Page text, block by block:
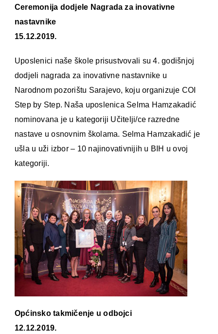
Ceremonija dodjele Nagrada za inovativne
nastavnike
15.12.2019.
Uposlenici naše škole prisustvovali su 4. godišnjoj
dodjeli nagrada za inovativne nastavnike u
Narodnom pozorištu Sarajevo, koju organizuje COI
Step by Step. Naša uposlenica Selma Hamzakadić
nominovana je u kategoriji Učitelji/ce razredne
nastave u osnovnim školama. Selma Hamzakadić je
ušla u uži izbor – 10 najinovativnijih u BIH u ovoj
kategoriji.
Općinsko takmičenje u odbojci
12.12.2019.